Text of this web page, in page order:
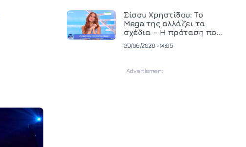
και ανεβάζει τον πήχη
στην παραγωγή
οπτικοακουστικού
περιεχομένου
Σίσσυ Χρηστίδου: Το
Mega της αλλάζει τα
σχέδια – Η πρόταση που
29/06/2026 • 14:05